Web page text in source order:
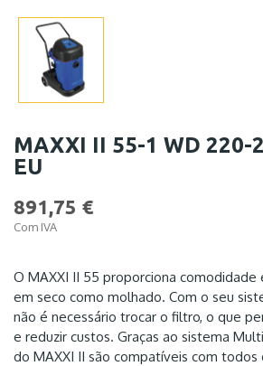
MAXXI II 55-1 WD 220-
EU
891,75 €
Com IVA
O MAXXI II 55 proporciona
em seco como molhado. Com o seu
não é necessário trocar o filtro, o que
e reduzir custos. Graças ao sistema
do MAXXI II são compatíveis com todos